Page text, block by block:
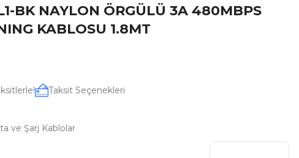
BK NAYLON ÖRGÜLÜ 3A 480MBPS
KABLOSU 1.8MT
Taksit Seçenekleri
ve Şarj Kablolar